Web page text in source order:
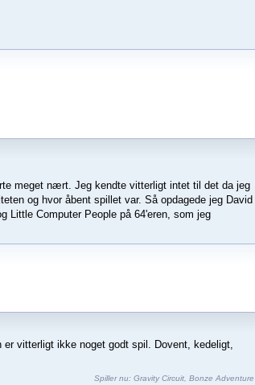
meget nært. Jeg kendte vitterligt intet til det da jeg
og hvor åbent spillet var. Så opdagede jeg David
Little Computer People på 64'eren, som jeg
vitterligt ikke noget godt spil. Dovent, kedeligt,
Spiller nu: Gravity Circuit Bonze Adventure